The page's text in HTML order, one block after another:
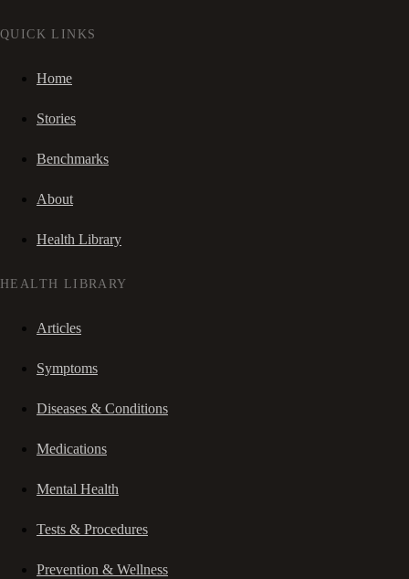
QUICK LINKS
Home
Stories
Benchmarks
About
Health Library
HEALTH LIBRARY
Articles
Symptoms
Diseases & Conditions
Medications
Mental Health
Tests & Procedures
Prevention & Wellness